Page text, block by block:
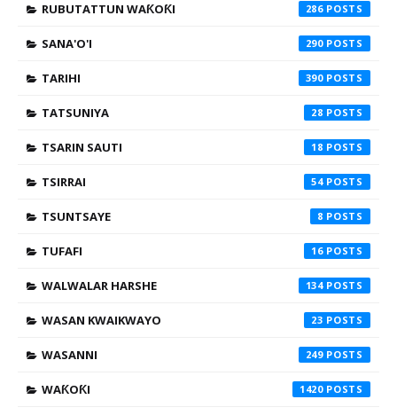
RUBUTATTUN WAƘOƘI 286
SANA'O'I 290
TARIHI 390
TATSUNIYA 28
TSARIN SAUTI 18
TSIRRAI 54
TSUNTSAYE 8
TUFAFI 16
WALWALAR HARSHE 134
WASAN KWAIKWAYO 23
WASANNI 249
WAƘOƘI 1420